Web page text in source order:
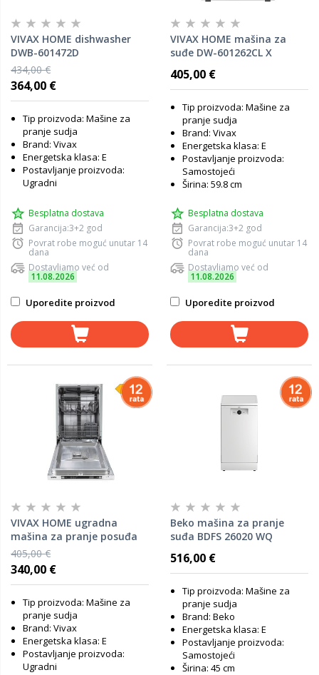
VIVAX HOME dishwasher
DWB-601472D
434,00 €
364,00 €
Tip proizvoda: Mašine za
pranje sudja
Brand: Vivax
Energetska klasa: E
Postavljanje proizvoda:
Ugradni
Besplatna dostava
Garancija:3+2 god
Povrat robe moguć unutar 14
dana
Dostavljamo već od
11.08.2026
Uporedite proizvod
VIVAX HOME mašina za
suđe DW-601262CL X
405,00 €
Tip proizvoda: Mašine za
pranje sudja
Brand: Vivax
Energetska klasa: E
Postavljanje proizvoda:
Samostojeći
Širina: 59.8 cm
Besplatna dostava
Garancija:3+2 god
Povrat robe moguć unutar 14
dana
Dostavljamo već od
11.08.2026
Uporedite proizvod
VIVAX HOME ugradna
mašina za pranje posuđa
DWB-451072D
405,00 €
340,00 €
Tip proizvoda: Mašine za
pranje sudja
Brand: Vivax
Energetska klasa: E
Postavljanje proizvoda:
Ugradni
Beko mašina za pranje
suđa BDFS 26020 WQ
516,00 €
Tip proizvoda: Mašine za
pranje sudja
Brand: Beko
Energetska klasa: E
Postavljanje proizvoda:
Samostojeći
Širina: 45 cm